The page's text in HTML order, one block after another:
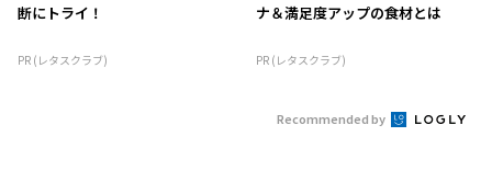
断にトライ！
PR (レタスクラブ)
ナ＆満足度アップの食材とは
PR (レタスクラブ)
Recommended by